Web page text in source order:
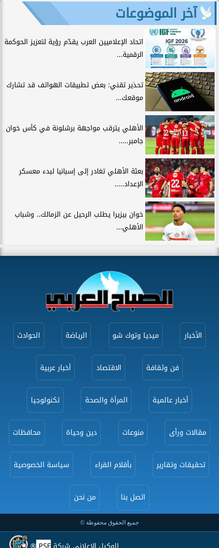
آخر الموضوعات
اتحاد الإعلاميين العرب يقدّم رؤية لتعزيز الحوكمة
الرقمية...
تحذير تقني: بعض تطبيقات الهواتف قد تشارك
موقعك...
الأهلي يترقب مواجهة برشلونة في كأس خوان
جامبر.....
بعثة الأهلي تغادر إلى إسبانيا لبدء معسكر
الإعداد.....
خوان بيزيرا يطلب الرحيل عن الزمالك.. وشباب
الأهلي...
الأخبار ميديا وتوك شو الرياضة الحوادث
فن وثقافة الاقتصاد أخبار عربية
أخبار عالمية المرأة والصحة تكنولوجيا
مقالات ورأى منوعات دين وحياة محافظات
تحقيقات وتقارير بأقلام القراء سياسة الخصوصية
اتصل بنا من نحن
جميع الحقوق محفوظة ©